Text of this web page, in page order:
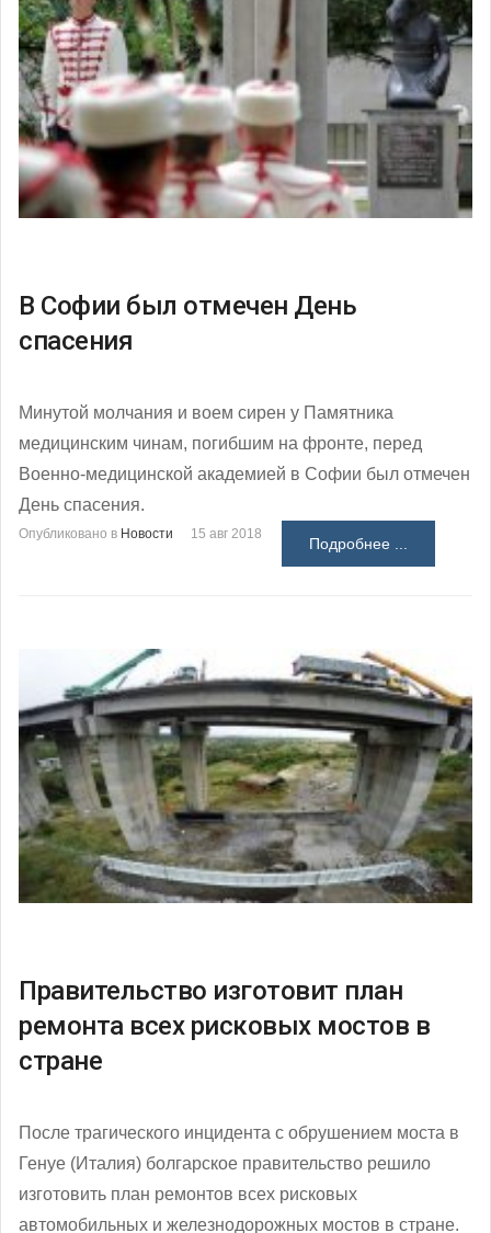
В Софии был отмечен День
спасения
Минутой молчания и воем сирен у Памятника
медицинским чинам, погибшим на фронте, перед
Военно-медицинской академией в Софии был отмечен
День спасения.
Опубликовано в Новости 15 авг 2018
Подробнее ...
Правительство изготовит план
ремонта всех рисковых мостов в
стране
После трагического инцидента с обрушением моста в
Генуе (Италия) болгарское правительство решило
изготовить план ремонтов всех рисковых
автомобильных и железнодорожных мостов в стране.